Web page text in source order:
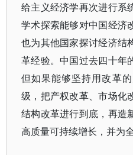
给主义经济学再次进行系
学术探索能够对中国经济
也为其他国家探讨经济结
革经验。中国过去四十年
但如果能够坚持用改革
级，把产权改革、市场化
结构改革进行到底，再造
高质量可持续增长，并为